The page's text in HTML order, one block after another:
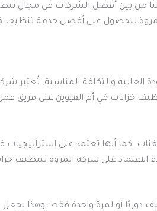
بين أفضل الشركات في مجال تنظيف
للحصول على أفضل خدمة تنظيف
والتكلفة المناسبة. تُعتبر
خزانات في أم القيوين على
كما أنها تعتمد على استراتيجيات
الاعتماد على شركة المروة لتنظيف
أو لمرة واحدة فقط. وهذا يجعل